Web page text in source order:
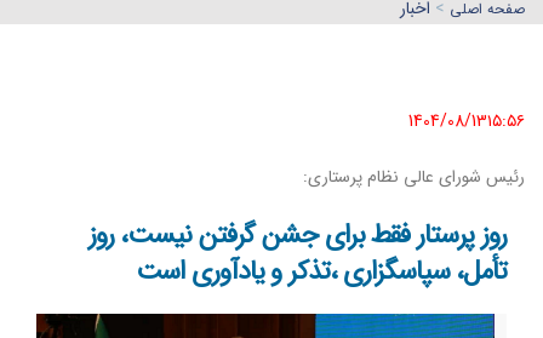
صفحه اصلي > اخبار
1404/08/13١٥:٥٦
رئیس شورای عالی نظام پرستاری:
روز پرستار فقط برای جشن گرفتن نیست، روز
تأمل، سپاسگزاری ،تذکر و یادآوری است